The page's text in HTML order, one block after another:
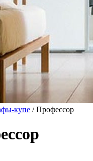
купе / Профессор